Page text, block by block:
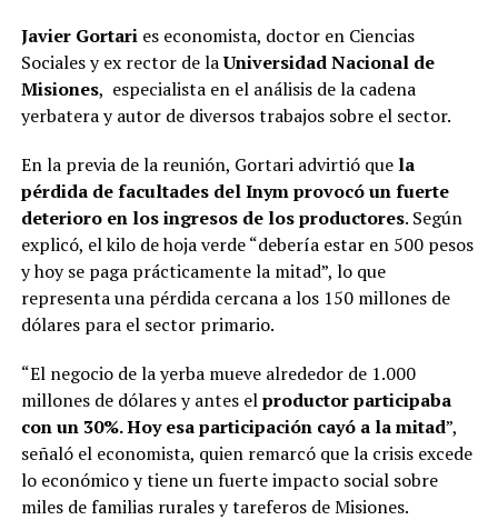
Javier Gortaries economista, doctor en Ciencias
Sociales y ex rector de laUniversidad Nacional de
Misiones, especialista en el análisis de la cadena
yerbatera y autor de diversos trabajos sobre el sector.
En la previa de la reunión, Gortari advirtió que la
pérdida de facultades del Inym provocó un fuerte
deterioro en los ingresos de los productores. Según
explicó, el kilo de hoja verde “debería estar en 500 pesos
y hoy se paga prácticamente la mitad”, lo que
representa una pérdida cercana a los 150 millones de
dólares para el sector primario.
“El negocio de la yerba mueve alrededor de 1.000
millones de dólares y antes elproductor participaba
con un 30%. Hoy esa participación cayó a la mitad”,
señaló el economista, quien remarcó que la crisis excede
lo económico y tiene un fuerte impacto social sobre
miles de familias rurales y tareferos de Misiones.